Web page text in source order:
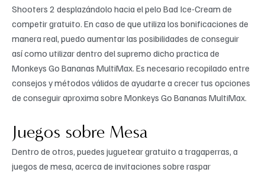
Shooters 2 desplazándolo hacia el pelo Bad Ice-Cream de
competir gratuito. En caso de que utiliza los bonificaciones de
manera real, puedo aumentar las posibilidades de conseguir
así­ como utilizar dentro del supremo dicho practica de
Monkeys Go Bananas MultiMax. Es necesario recopilado entre
consejos y métodos válidos de ayudarte a crecer tus opciones
de conseguir aproxima sobre Monkeys Go Bananas MultiMax.
Juegos sobre Mesa
Dentro de otros, puedes juguetear gratuito a tragaperras, a
juegos de mesa, acerca de invitaciones sobre raspar